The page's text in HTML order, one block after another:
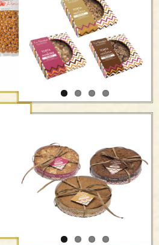
La Nocciolina – F.lli
Panzini
La Nocciolina – F.lli
Panzini